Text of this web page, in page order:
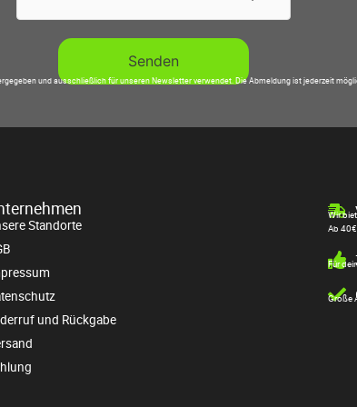
und ausschließlich für unseren Newsletter verwendet. Die Abmeldung ist jederzeit
Standorte
und Rückgabe
Wir
Ab
Für
Große